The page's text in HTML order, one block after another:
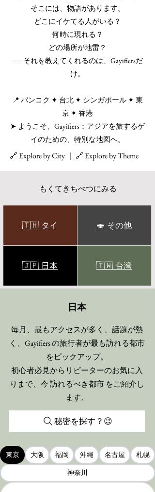
そこには、物語があります。
どこにイケてる人がいる？
何時に現れる？
どの場所が地雷？
──それを教えてくれるのは、Gayifiersだ
け。
📍 バンコク ✦ 台北 ✦ シンガポール ✦ 東
京 ✦ 香港
➤ ようこそ、Gayifiers：アジアを旅するゲ
イのための、特別な地図へ。
🔗 Explore by City ｜ 🔗 Explore by Theme
もくてきちべつにみる
🍣 その他
🇹🇼 台湾
🇹🇭 タイ
🇯🇵 日本
日本
毎月、最もアクセスが多く、話題が熱
く、Gayifiers の旅行者が最も訪れる都市
をピックアップ。
初心者必見からリピーターのお気に入
りまで、今 訪れるべき都市 をご紹介し
ます。
秘密を探す？😉
東京 大阪 福岡 沖縄 名古屋
札幌
神奈川